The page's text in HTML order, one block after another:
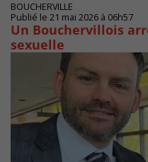
BOUCHERVILLE
Publié le 21 mai 2026 à 06h57
Un Bouchervillois
sexuelle